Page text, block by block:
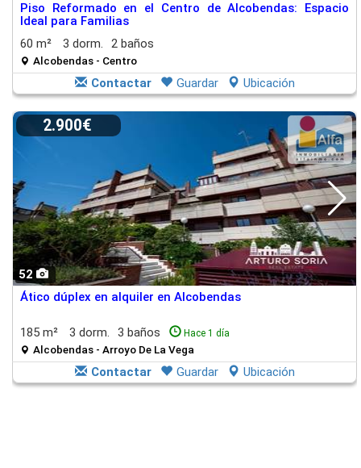
Piso Reformado en el Centro de Alcobendas: Espacio
Ideal para Familias
60 m²
3 dorm. 2 baños
Alcobendas - Centro
Contactar Guardar Ubicación
52
2.900€
Ático dúplex en alquiler en Alcobendas
185 m² 3 dorm. 3 baños Hace 1 día
Alcobendas - Arroyo De La Vega
Contactar Guardar Ubicación